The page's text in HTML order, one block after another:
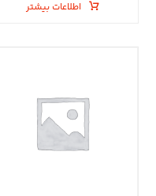
اطلاعات بیشتر